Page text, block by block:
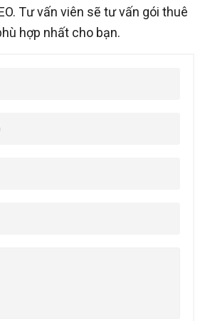
Tư vấn viên sẽ tư vấn gói thuê
hợp nhất cho bạn.